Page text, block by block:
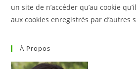
un site de n’accéder qu’au cookie
aux cookies enregistrés par d’autres
À Propos